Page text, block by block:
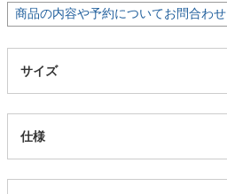
収納用品
商品の内容や予約についてお問合わせ
サイズ
仕様